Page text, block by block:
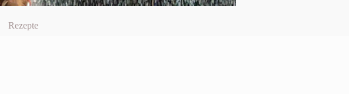
Rezepte